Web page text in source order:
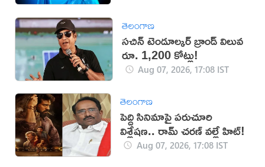
తెలంగాణ
సచిన్ టెండూల్కర్ బ్రాండ్ విలువ
రూ. 1,200 కోట్లు!
Aug 07, 2026, 17:08 IST
తెలంగాణ
పెద్ది సినిమాపై పరుచూరి
విశ్లేషణ.. రామ్ చరణ్ వల్లే హిట్!
Aug 07, 2026, 17:08 IST